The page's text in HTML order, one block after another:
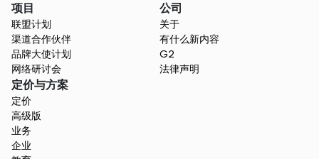
项目
联盟计划
渠道合作伙伴
品牌大使计划
网络研讨会
公司
关于
有什么新内容
G2
法律声明
定价与方案
定价
高级版
业务
企业